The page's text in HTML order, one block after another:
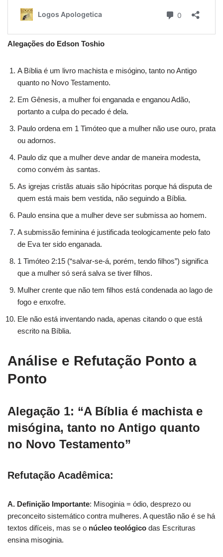
Alegações do Edson Toshio
A Bíblia é um livro machista e misógino, tanto no Antigo
quanto no Novo Testamento.
Em Gênesis, a mulher foi enganada e enganou Adão,
portanto a culpa do pecado é dela.
Paulo ordena em 1 Timóteo que a mulher não use ouro, prata
ou adornos.
Paulo diz que a mulher deve andar de maneira modesta,
como convém às santas.
As igrejas cristãs atuais são hipócritas porque há disputa de
quem está mais bem vestida, não seguindo a Bíblia.
Paulo ensina que a mulher deve ser submissa ao homem.
A submissão feminina é justificada teologicamente pelo fato
de Eva ter sido enganada.
1 Timóteo 2:15 (“salvar-se-á, porém, tendo filhos”) significa
que a mulher só será salva se tiver filhos.
Mulher crente que não tem filhos está condenada ao lago de
fogo e enxofre.
Ele não está inventando nada, apenas citando o que está
escrito na Bíblia.
Análise e Refutação Ponto a
Ponto
Alegação 1: “A Bíblia é machista e
misógina, tanto no Antigo quanto
no Novo Testamento”
Refutação Acadêmica:
A. Definição Importante: Misoginia = ódio, desprezo ou
preconceito sistemático contra mulheres. A questão não é se há
textos difíceis, mas se o núcleo teológico das Escrituras
ensina misoginia.